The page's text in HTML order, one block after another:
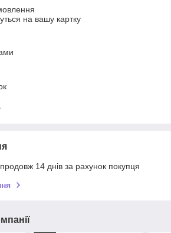
на вашу картку
14 днів за рахунок покупця